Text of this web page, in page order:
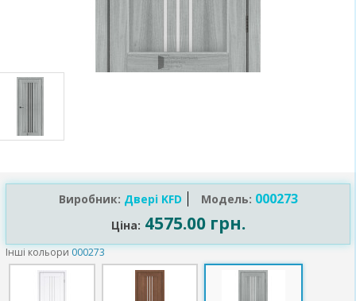
Виробник: Двері KFD Модель: 000273
Ціна: 4575.00 грн.
Інші кольори 000273